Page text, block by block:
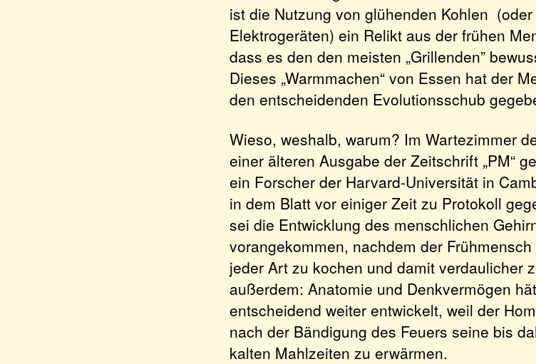
ist die Nutzung von glühenden Kohlen
Elektrogeräten) ein Relikt aus der frühen
dass es den den meisten „Grillenden”
Dieses „Warmmachen“ von Essen hat der
den entscheidenden Evolutionsschub
Wieso, weshalb, warum? Im Wartezimmer
einer älteren Ausgabe der Zeitschrift „PM“
ein Forscher der Harvard-Universität in
in dem Blatt vor einiger Zeit zu Protokoll
sei die Entwicklung des menschlichen
vorangekommen, nachdem der
jeder Art zu kochen und damit verdaulicher
außerdem: Anatomie und Denkvermögen
entscheidend weiter entwickelt, weil der
nach der Bändigung des Feuers seine bis
kalten Mahlzeiten zu erwärmen.